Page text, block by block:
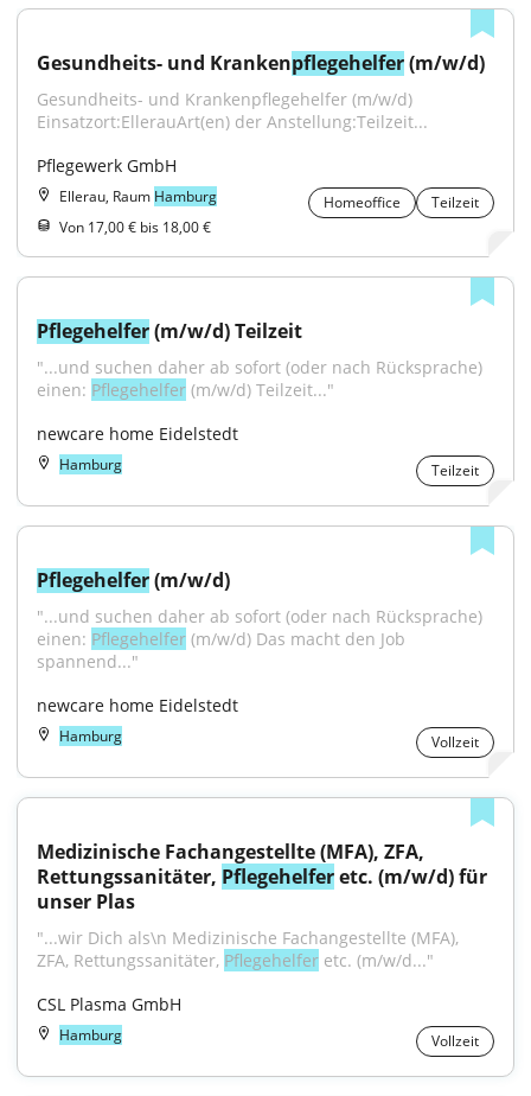
Gesundheits- und Krankenpflegehelfer (m/w/d)
Gesundheits- und Krankenpflegehelfer (m/w/d)
Einsatzort:EllerauArt(en) der Anstellung:Teilzeit...
Pflegewerk GmbH
Ellerau, Raum Hamburg Homeoffice
Teilzeit
Von 17,00 € bis 18,00 €
Pflegehelfer (m/w/d) Teilzeit
"...und suchen daher ab sofort (oder nach Rücksprache)
einen: Pflegehelfer (m/w/d) Teilzeit..."
newcare home Eidelstedt
Hamburg Teilzeit
Pflegehelfer (m/w/d)
"...und suchen daher ab sofort (oder nach Rücksprache)
einen: Pflegehelfer (m/w/d) Das macht den Job
spannend..."
newcare home Eidelstedt
Hamburg Vollzeit
Medizinische Fachangestellte (MFA), ZFA,
Rettungssanitäter, Pflegehelfer etc. (m/w/d) für
unser Plas
"...wir Dich als\n Medizinische Fachangestellte (MFA),
ZFA, Rettungssanitäter, Pflegehelfer etc. (m/w/d..."
CSL Plasma GmbH
Hamburg Vollzeit